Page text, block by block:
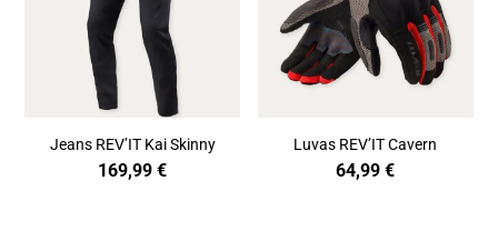
Jeans REV’IT Kai Skinny
169,99€
Luvas REV’IT Cavern
64,99€